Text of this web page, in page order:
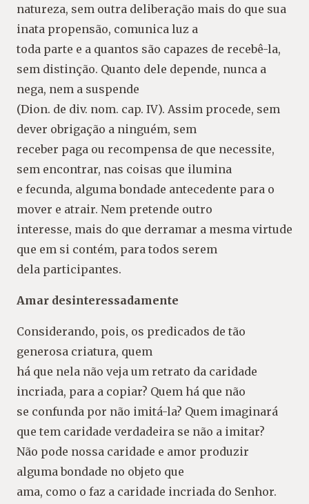
natureza, sem outra deliberação mais do que sua
inata propensão, comunica luz a
toda parte e a quantos são capazes de recebê-la,
sem distinção. Quanto dele depende, nunca a
nega, nem a suspende
(Dion. de div. nom. cap. IV). Assim procede, sem
dever obrigação a ninguém, sem
receber paga ou recompensa de que necessite,
sem encontrar, nas coisas que ilumina
e fecunda, alguma bondade antecedente para o
mover e atrair. Nem pretende outro
interesse, mais do que derramar a mesma virtude
que em si contém, para todos serem
dela participantes.
Amar desinteressadamente
Considerando, pois, os predicados de tão
generosa criatura, quem
há que nela não veja um retrato da caridade
incriada, para a copiar? Quem há que não
se confunda por não imitá-la? Quem imaginará
que tem caridade verdadeira se não a imitar?
Não pode nossa caridade e amor produzir
alguma bondade no objeto que
ama, como o faz a caridade incriada do Senhor.